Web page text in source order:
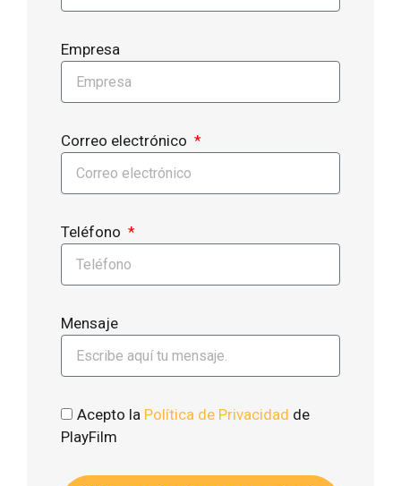
Empresa
Correo electrónico
Teléfono
Mensaje
Acepto la Política de Privacidad de
PlayFilm